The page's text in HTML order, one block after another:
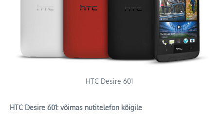
HTC Desire 601
HTC Desire 601: võimas nutitelefon kõigile